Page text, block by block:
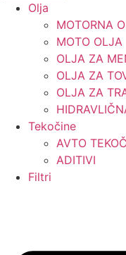
Olja
MOTORNA
MOTO OLJA
OLJA ZA
OLJA ZA
OLJA ZA
Tekočine
AVTO
ADITIVI
Filtri